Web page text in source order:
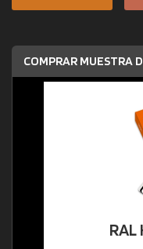
COMPRAR MUESTRA